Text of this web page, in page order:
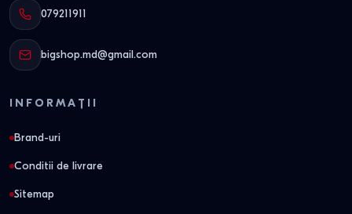
079211911
bigshop.md@gmail.com
INFORMAȚII
Brand-uri
Conditii de livrare
Sitemap